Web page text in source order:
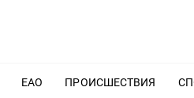
ЕЩЕ
ЕАО ЕЩЕ
ПРОИСШЕСТВИЯ